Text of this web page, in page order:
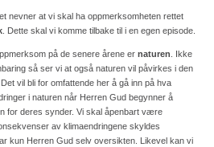
nevner at vi skal ha oppmerksomheten rettet
. Dette skal vi komme tilbake til i en egen episode.
på de senere årene er naturen . Ikke
så ser vi at også naturen vil påvirkes i den
vil bli for omfattende her å gå inn på hva
i naturen når Herren Gud begynner å
for deres synder. Vi skal åpenbart være
av klimaendringene skyldes
kun Herren Gud selv oversikten. Likevel kan vi